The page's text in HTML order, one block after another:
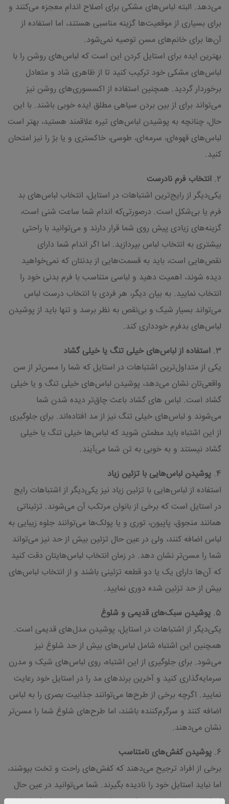
می‌دهد. البته لباس‌های مشکی برای اصلاح اندام معجزه می‌کنند و
برای بسیاری از موقعیت‌ها گزینه مناسبی هستند، اما استفاده از
آن‌ها برای خانم‌های مسن توصیه نمی‌شود.
بهترین ایده برای استایل کردن این است که لباس‌های روشن را با
لباس‌های مشکی خود ترکیب کنید تا از ظاهری شاد و متعادل
برخوردار گردید. همچنین استفاده از اکسسوری‌های روشن نیز
می‌تواند برای از بین بردن سیاهی مطلق ایده خوبی باشند. با این
حال، چنانچه به پوشیدن لباس‌های تیره علاقمند هستید، بهتر است
لباس‌های قهوه‌‌ای، سرمه‌ای، طوسی، خاکستری و یا بژ را نیز امتحان
کنید.
2. انتخاب فرم نادرست
یکی‌دیگر از رایج‌ترین اشتباهات در استایل، انتخاب لباس‌های بد
فرم یا بی‌شکل است. درصورتی‌که اندام شما ساعت شنی است،
گزینه‌های زیادی پیش روی شما قرار دارند و می‌توانید با راحتی
بیشتری به انتخاب لباس بپردازید. اما اگر اندام شما دارای
نقص‌هایی است، باید به قسمت‌هایی از بدنتان که نمی‌خواهید
دیده شوند، اهمیت دهید و لباسی متناسب با فرم بدنی خود را
انتخاب نمایید. به بیان دیگر، هر فردی با انتخاب درست لباس
می‌تواند بسیار شیک و بی‌نقص به نظر برسد و تنها باید از پوشیدن
لباس‌های بدفرم خودداری کند.
3. استفاده از لباس‌های خیلی تنگ یا خیلی گشاد
یکی از متداول‌ترین اشتباهات در استایل که شما را مسن‌تر از سن
واقعی‌تان نشان می‌دهد، پوشیدن لباس‌های خیلی تنگ و یا خیلی
گشاد است. لباس های گشاد باعث چاق‌تر دیده شدن شما
می‌شوند و لباس‌های خیلی تنگ نیز از مد افتاده‌اند. برای جلوگیری
از این اشتباه باید مطمئن شوید که لباس‌ها خیلی تنگ یا خیلی
گشاد نیستند و به خوبی به تن شما می‌آیند.
4. پوشیدن لباس‌هایی با تزئین زیاد
استفاده از لباس‌هایی با تزئین زیاد نیز یکی‌دیگر از اشتباهات رایج
در استایل است که برخی از بانوان مرتکب آن می‌شوند. تزئیناتی
همانند منجوق، پاپیون، توری و یا پولک‌ها می‌توانند جلوه زیبایی به
لباس اضافه کنند، ولی در عین حال تزئین بیش از حد نیز می‌تواند
شما را مسن‌تر نشان دهد. در زمان انتخاب لباس‌هایتان دقت کنید
که آن‌ها دارای یک یا دو قطعه تزئینی باشند و از انتخاب لباس‌های
بیش از حد تزئین شده دوری نمایید.
5. پوشیدن سبک‌های قدیمی و شلوغ
یکی‌دیگر از اشتباهات در استایل، پوشیدن مدل‌های قدیمی است.
همچنین این اشتباه شامل لباس‌های بیش از حد شلوغ نیز
می‌شود. برای جلوگیری از این اشتباه، روی لباس‌های شیک و مدرن
سرمایه‌گذاری کنید و آخرین برندهای مد را در استایل خود رعایت
نمایید. اگرچه برخی از طرح‌ها می‌توانند جذابیت بصری را به لباس
اضافه کنند و سرگرم‌کننده باشند، اما طرح‌های شلوغ شما را مسن‌تر
نشان می‌دهند.
6. پوشیدن کفش‌های نامتناسب
برخی از افراد ترجیح می‌دهند که کفش‌های راحت و تخت بپوشند،
اما نباید استایل خود را نادیده بگیرند. شما می‌توانید در عین حال